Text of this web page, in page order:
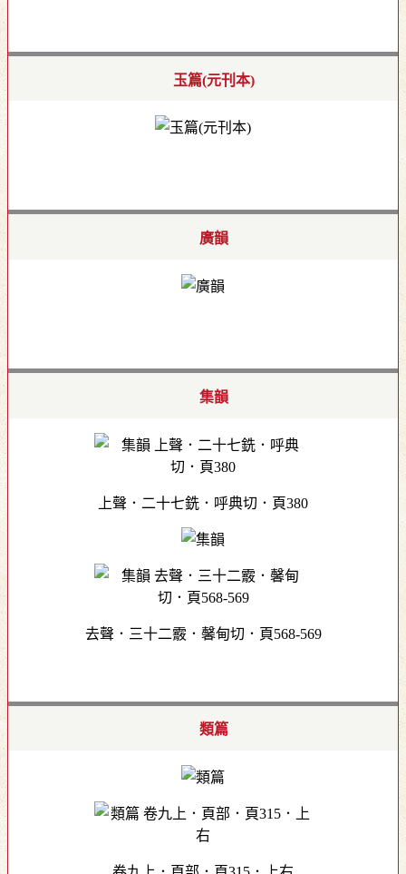
玉篇(元刊本)
廣韻
集韻
上聲．二十七銑．呼典切．頁380
去聲．三十二霰．馨甸切．頁568-569
類篇